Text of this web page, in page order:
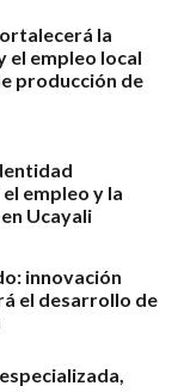
la
el empleo local
producción de
empleo y la
Ucayali
innovación
el desarrollo de